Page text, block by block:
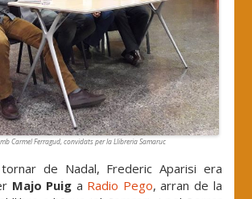
Carmel Ferragud, convidats per la Llibreria Samaruc
de Nadal, Frederic Aparisi era
Majo Puig a Radio Pego, arran de la